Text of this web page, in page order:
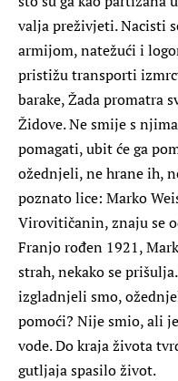
valja preživjeti. Nacisti
armijom, natežući i
pristižu transporti
barake, Žada promatra
Židove. Ne smije s
pomagati, ubit će ga
ožednjeli, ne hrane ih,
poznato lice: Marko
Virovitičanin, znaju se
Franjo rođen 1921,
strah, nekako se
izgladnjeli smo,
pomoći? Nije smio, ali
vode. Do kraja života
gutljaja spasilo život.